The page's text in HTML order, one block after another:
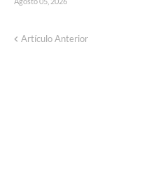
Artículo Anterior